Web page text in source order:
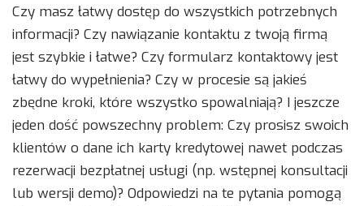
Czy masz łatwy dostęp do wszystkich potrzebnych
informacji? Czy nawiązanie kontaktu z twoją firmą
jest szybkie i łatwe? Czy formularz kontaktowy jest
łatwy do wypełnienia? Czy w procesie są jakieś
zbędne kroki, które wszystko spowalniają? I jeszcze
jeden dość powszechny problem: Czy prosisz swoich
klientów o dane ich karty kredytowej nawet podczas
rezerwacji bezpłatnej usługi (np. wstępnej konsultacji
lub wersji demo)? Odpowiedzi na te pytania pomogą